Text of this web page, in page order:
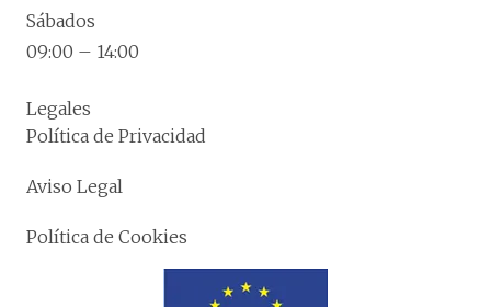
Sábados
09:00 – 14:00
Legales
Política de Privacidad
Aviso Legal
Política de Cookies